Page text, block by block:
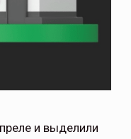
и выделили